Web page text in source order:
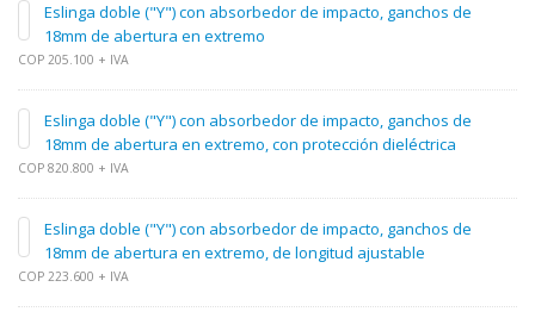
Eslinga doble ("Y") con absorbedor de impacto, ganchos de
18mm de abertura en extremo
COP 205.100 + IVA
Eslinga doble ("Y") con absorbedor de impacto, ganchos de
18mm de abertura en extremo, con protección dieléctrica
COP 820.800 + IVA
Eslinga doble ("Y") con absorbedor de impacto, ganchos de
18mm de abertura en extremo, de longitud ajustable
COP 223.600 + IVA